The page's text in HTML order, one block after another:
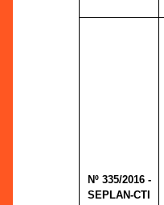
Nº 335/2016 -
SEPLAN-CTI